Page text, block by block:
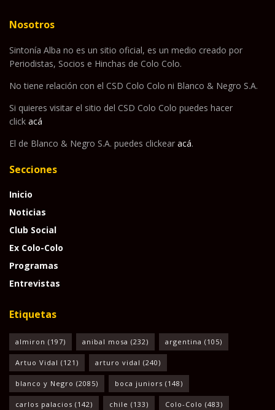
Nosotros
Sintonía Alba no es un sitio oficial, es un medio creado por
Periodistas, Socios e Hinchas de Colo Colo.
No tiene relación con el CSD Colo Colo ni Blanco & Negro S.A.
Si quieres visitar el sitio del CSD Colo Colo puedes hacer
click acá
El de Blanco & Negro S.A. puedes clickear acá.
Secciones
Inicio
Noticias
Club Social
Ex Colo-Colo
Programas
Entrevistas
Etiquetas
almiron (197) anibal mosa (232) argentina (105)
Artuo Vidal (121) arturo vidal (240)
blanco y Negro (2085) boca juniors (148)
carlos palacios (142) chile (133) Colo-Colo (483)